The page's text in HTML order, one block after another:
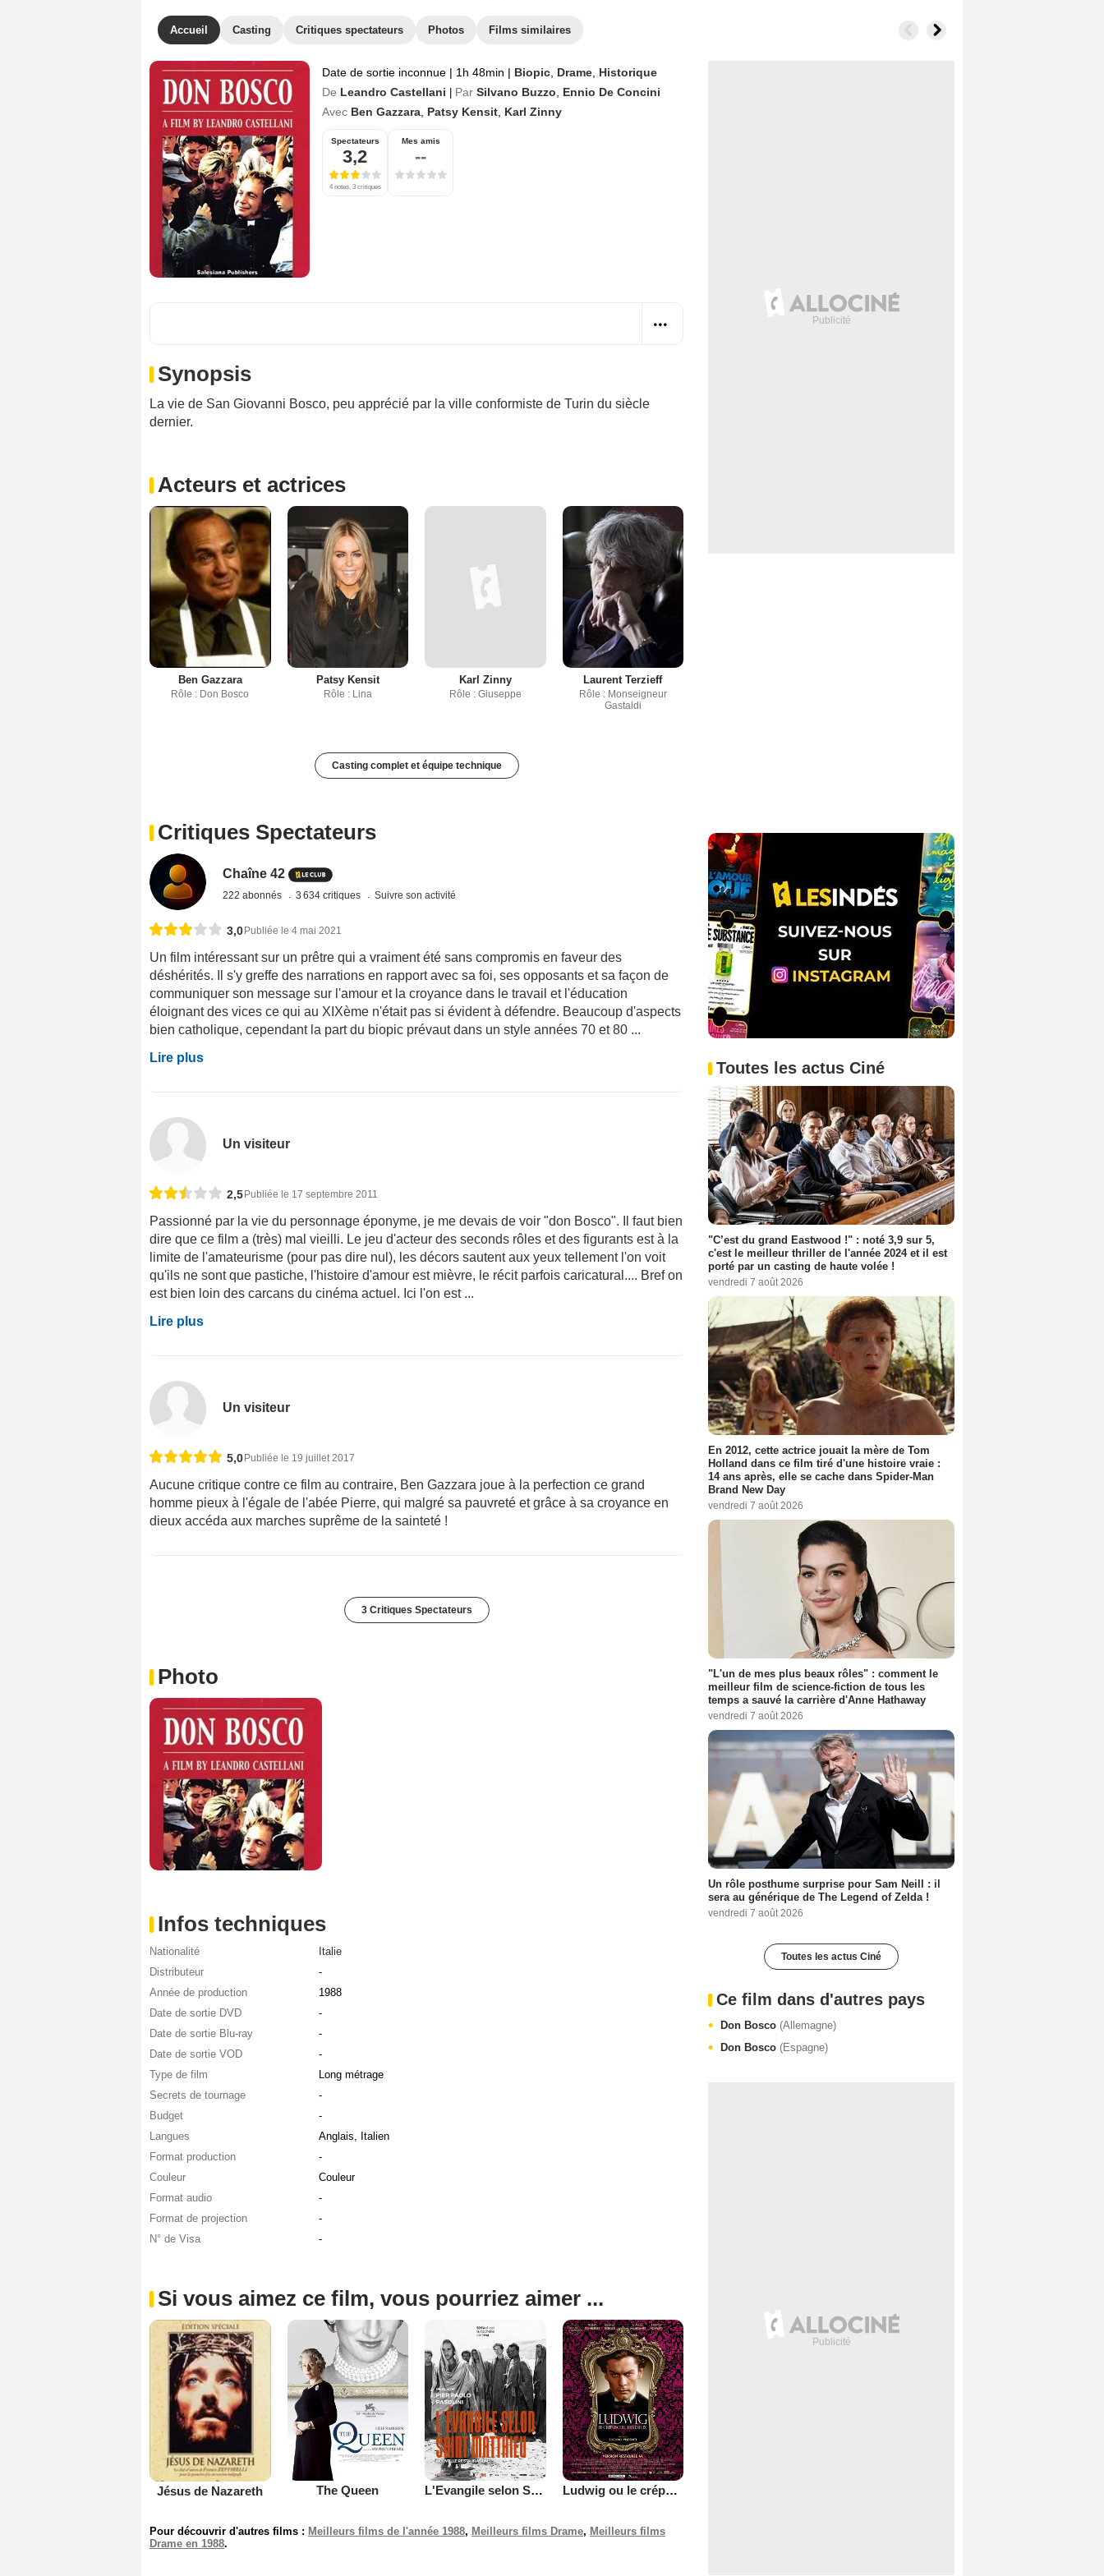
Accueil Casting Critiques spectateurs Photos Films similaires
Date de sortie inconnue | 1h 48min | Biopic Drame Historique
De Leandro Castellani Par Silvano Buzzo
Ennio De Concini
Avec Ben Gazzara Patsy Kensit Karl Zinny
Spectateurs
3,2
4 notes, 3 critiques
Mes amis
--
Synopsis
La vie de San Giovanni Bosco, peu apprécié par la ville conformiste de Turin du siècle
dernier.
Acteurs et actrices
Ben Gazzara
Rôle : Don Bosco
Patsy Kensit
Rôle : Lina
Karl Zinny
Rôle : Giuseppe
Laurent Terzieff
Rôle : Monseigneur
Gastaldi
Casting complet et équipe technique
Critiques Spectateurs
Chaîne 42
222 abonnés 3 634 critiques Suivre son activité
3,0Publiée le 4 mai 2021
Un film intéressant sur un prêtre qui a vraiment été sans compromis en faveur des
déshérités. Il s'y greffe des narrations en rapport avec sa foi, ses opposants et sa façon de
communiquer son message sur l'amour et la croyance dans le travail et l'éducation
éloignant des vices ce qui au XIXème n'était pas si évident à défendre. Beaucoup d'aspects
bien catholique, cependant la part du biopic prévaut dans un style années 70 et 80 ...
Lire plus
Un visiteur
2,5 Publiée le 17 septembre 2011
Passionné par la vie du personnage éponyme, je me devais de voir "don Bosco". Il faut bien
dire que ce film a (très) mal vieilli. Le jeu d'acteur des seconds rôles et des figurants est à la
limite de l'amateurisme (pour pas dire nul), les décors sautent aux yeux tellement l'on voit
qu'ils ne sont que pastiche, l'histoire d'amour est mièvre, le récit parfois caricatural.... Bref on
est bien loin des carcans du cinéma actuel. Ici l'on est ...
Lire plus
Un visiteur
5,0 Publiée le 19 juillet 2017
Aucune critique contre ce film au contraire, Ben Gazzara joue à la perfection ce grand
homme pieux à l'égale de l'abée Pierre, qui malgré sa pauvreté et grâce à sa croyance en
dieux accéda aux marches suprême de la sainteté !
3 Critiques Spectateurs
Photo
Infos techniques
Nationalité
Italie
Distributeur
-
Année de production
1988
Date de sortie DVD
-
Date de sortie Blu-ray
-
Date de sortie VOD
-
Type de film
Long métrage
Secrets de tournage
-
Budget
-
Langues
Anglais, Italien
Format production
-
Couleur
Couleur
Format audio
-
Format de projection
-
N° de Visa
-
Si vous aimez ce film, vous pourriez aimer ...
Jésus de Nazareth The Queen L'Evangile selon Saint Matthieu Ludwig ou le crépuscule des Dieux
Pour découvrir d'autres films : Meilleurs films de l'année 1988, Meilleurs films Drame, Meilleurs films
Drame en 1988.
Toutes les actus Ciné
"C’est du grand Eastwood !" : noté 3,9 sur 5,
c'est le meilleur thriller de l'année 2024 et il est
porté par un casting de haute volée !
vendredi 7 août 2026
En 2012, cette actrice jouait la mère de Tom
Holland dans ce film tiré d'une histoire vraie :
14 ans après, elle se cache dans Spider-Man
Brand New Day
vendredi 7 août 2026
"L'un de mes plus beaux rôles" : comment le
meilleur film de science-fiction de tous les
temps a sauvé la carrière d'Anne Hathaway
vendredi 7 août 2026
Un rôle posthume surprise pour Sam Neill : il
sera au générique de The Legend of Zelda !
vendredi 7 août 2026
Toutes les actus Ciné
Ce film dans d'autres pays
Don Bosco (Allemagne)
Don Bosco (Espagne)